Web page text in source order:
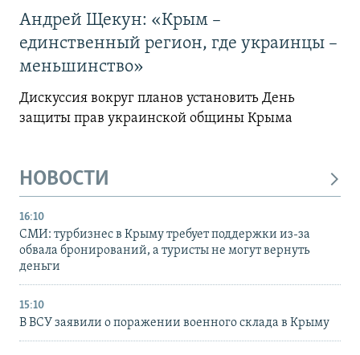
Андрей Щекун: «Крым –
единственный регион, где украинцы –
меньшинство»
Дискуссия вокруг планов установить День
защиты прав украинской общины Крыма
НОВОСТИ
16:10
СМИ: турбизнес в Крыму требует поддержки из-за
обвала бронирований, а туристы не могут вернуть
деньги
15:10
В ВСУ заявили о поражении военного склада в Крыму